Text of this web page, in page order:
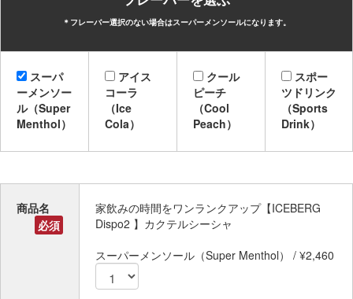
＊フレーバー選択のない場合はスーパーメンソールになります。
スーパ
ーメンソー
ル（Super
Menthol）
アイス
コーラ
（Ice
Cola）
クール
ピーチ
（Cool
Peach）
スポー
ツドリンク
（Sports
Drink）
商品名
必須
家飲みの時間をワンランクアップ【ICEBERG
Dispo2 】カクテルシーシャ
スーパーメンソール（Super Menthol） / ¥2,460